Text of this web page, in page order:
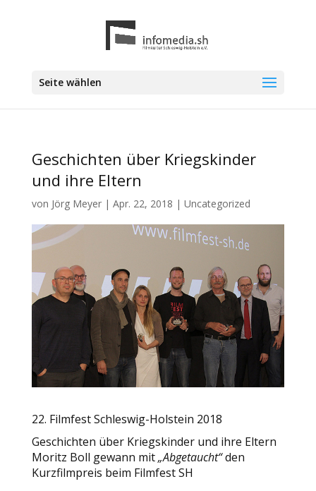
Seite wählen
Geschichten über Kriegskinder
und ihre Eltern
von Jörg Meyer| Apr. 22, 2018 | Uncategorized
22. Filmfest Schleswig-Holstein 2018
Geschichten über Kriegskinder und ihre Eltern
Moritz Boll gewann mit„Abgetaucht“den
Kurzfilmpreis beim Filmfest SH